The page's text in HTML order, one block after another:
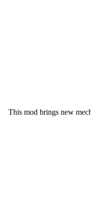
This mod brings new